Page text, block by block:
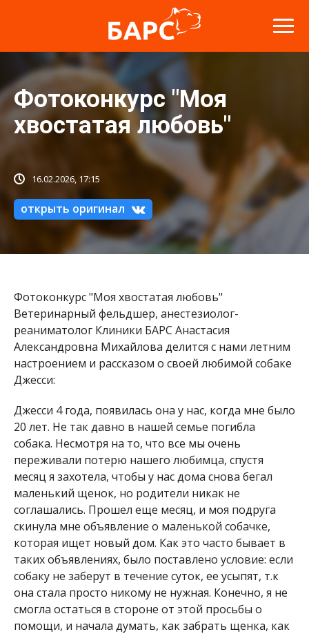
Фотоконкурс "Моя
хвостатая любовь"
16.02.2026, 17:15
открыть оригинал
Фотоконкурс "Моя хвостатая любовь"
Ветеринарный фельдшер, анестезиолог-
реаниматолог Клиники БАРС Анастасия
Александровна Михайлова делится с нами летним
настроением и рассказом о своей любимой собаке
Джесси:
Джесси 4 года, появилась она у нас, когда мне было
20 лет. Не так давно в нашей семье погибла
собака. Несмотря на то, что все мы очень
переживали потерю нашего любимца, спустя
месяц я захотела, чтобы у нас дома снова бегал
маленький щенок, но родители никак не
соглашались. Прошел еще месяц, и моя подруга
скинула мне объявление о маленькой собачке,
которая ищет новый дом. Как это часто бывает в
таких объявлениях, было поставлено условие: если
собаку не заберут в течение суток, ее усыпят, т.к
она стала просто никому не нужная. Конечно, я не
смогла остаться в стороне от этой просьбы о
помощи, и начала думать, как забрать щенка, как